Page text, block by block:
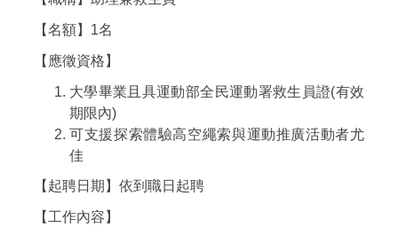
【名額】1名
【應徵資格】
大學畢業且具運動部全民運動署救生員證(有效
期限內)
可支援探索體驗高空繩索與運動推廣活動者尤
佳
【起聘日期】依到職日起聘
【工作內容】